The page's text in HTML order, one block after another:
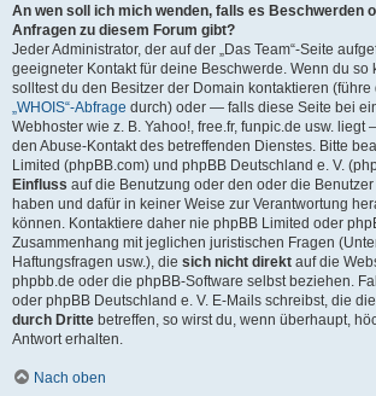
An wen soll ich mich wenden, falls es Beschwerden
Anfragen zu diesem Forum gibt?
Jeder Administrator, der auf der „Das Team“-Seite
geeigneter Kontakt für deine Beschwerde. Wenn du so
solltest du den Besitzer der Domain kontaktieren (führe
„WHOIS“-Abfrage durch) oder — falls diese Seite bei
Webhoster wie z. B. Yahoo!, free.fr, funpic.de usw.
den Abuse-Kontakt des betreffenden Dienstes. Bitte
Limited (phpBB.com) und phpBB Deutschland e. V.
Einfluss auf die Benutzung oder den oder die
haben und dafür in keiner Weise zur Verantwortung
können. Kontaktiere daher nie phpBB Limited oder
Zusammenhang mit jeglichen juristischen Fragen
Haftungsfragen usw.), die sich nicht direkt auf die
phpbb.de oder die phpBB-Software selbst beziehen.
oder phpBB Deutschland e. V. E-Mails schreibst, die die
durch Dritte betreffen, so wirst du, wenn überhaupt,
Antwort erhalten.
Nach oben